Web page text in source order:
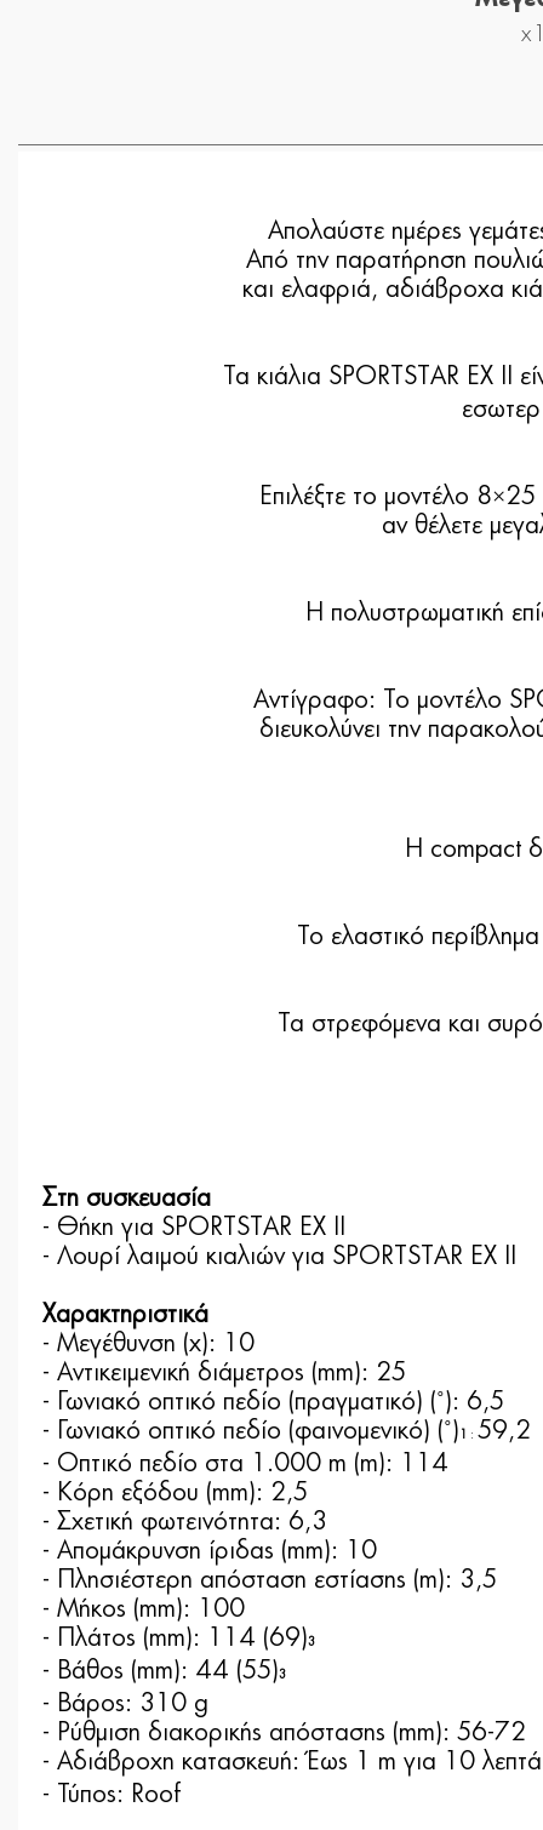
Απολαύστε ημέρες
Από την παρατήρηση
και ελαφριά, αδιάβροχα
Τα κιάλια SPORTSTAR EX II
Επιλέξτε το μοντέλο 8×25
αν θέλετε
Η πολυστρωματική
Αντίγραφο: Το μοντέλο
διευκολύνει την
Η compact
Το ελαστικό
Τα στρεφόμενα και
Στη συσκευασία
- Θήκη για SPORTSTAR EX II
- Λουρί λαιμού κιαλιών για SPORTSTAR EX II
Χαρακτηριστικά
- Μεγέθυνση (x): 10
- Αντικειμενική διάμετρος (mm): 25
- Γωνιακό οπτικό πεδίο (πραγματικό) (˚): 6,5
- Γωνιακό οπτικό πεδίο (φαινομενικό) (˚)
: 59,2
- Οπτικό πεδίο στα 1.000 m (m): 114
- Κόρη εξόδου (mm): 2,5
- Σχετική φωτεινότητα: 6,3
- Απομάκρυνση ίριδας (mm): 10
- Πλησιέστερη απόσταση εστίασης (m): 3,5
- Μήκος (mm): 100
- Πλάτος (mm): 114 (69)3
- Βάθος (mm): 44 (55)3
- Βάρος: 310 g
- Ρύθμιση διακορικής απόστασης (mm): 56-72
- Αδιάβροχη κατασκευή: Έως 1 m για 10
- Τύπος: Roof